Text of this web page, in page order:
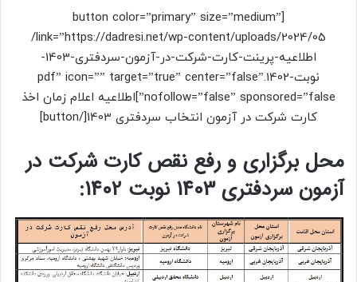
[button color=”primary” size=”medium”
link=”https://dadresi.net/wp-content/uploads/2024/05/
اطلاعیه-پرینت-کارت-شرکت-در-آزمون-سردفتری-1403-
نوبت-1402.pdf” icon=”” target=”true” center=”false”
nofollow=”false” sponsored=”false”]اطلاعیه اعلام زمان اخذ
کارت شرکت در آزمون انتخاب سردفتری 1403[/button]
محل برگزاری و رفع نقص کارت شرکت در
آزمون سردفتری 1403 نوبت 1402: